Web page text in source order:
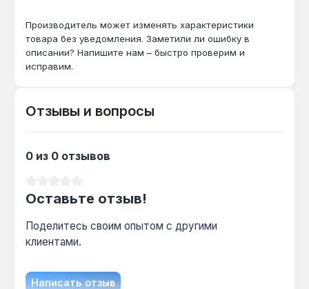
Да — сталь CR-V и конструкция с карданом
рассчитаны на ударные нагрузки до 150 Н·м,
что подтверждает совместимость с
пневматическим и электрическим
Внешний диаметр d1=26 мм, d2=27,5 мм —
Производитель может изменять характеристики
товара без уведомления. Заметили ли ошибку в
описании? Напишите нам – быстро проверим и
исправим.
Отзывы и вопросы
0 из 0 отзывов
Оставьте отзыв!
Поделитесь своим опытом с другими
клиентами.
Написать отзыв